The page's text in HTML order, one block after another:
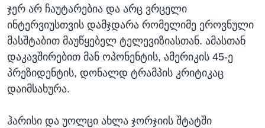
ჯერ არ ჩაუტარებია და არც ვრცელი
ინტერვიუსთვის დამჯდარა რომელიმე ეროვნული
მასშტაბით მაუწყებელ ტელევიზიასთან. ამასთან
დაკავშირებით მან ოპონენტის, ამერიკის 45-ე
პრეზიდენტის, დონალდ ტრამპის კრიტიკაც
დაიმსახურა.
ჰარისი და უოლცი ახლა ჯორჯიის შტატში